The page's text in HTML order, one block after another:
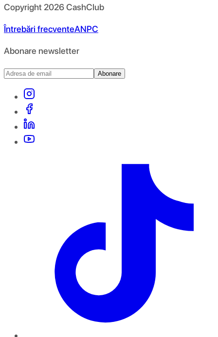
Copyright 2026CashClub
Întrebări frecventeANPC
Abonare newsletter
Abonare